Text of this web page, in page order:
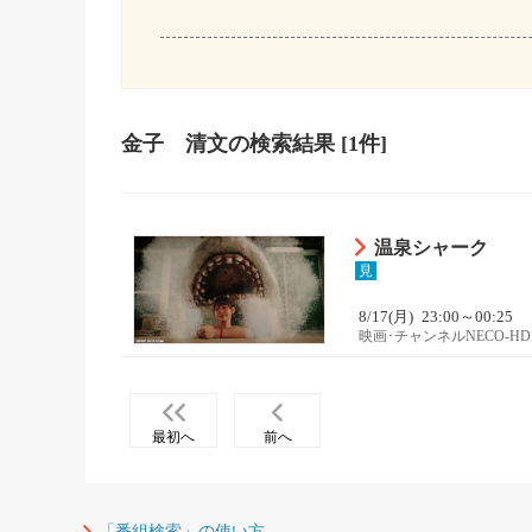
金子 清文の検索結果 [1件]
温泉シャーク
見
8/17(月) 23:00～00:25
映画･チャンネルNECO-HD
最初へ 前へ